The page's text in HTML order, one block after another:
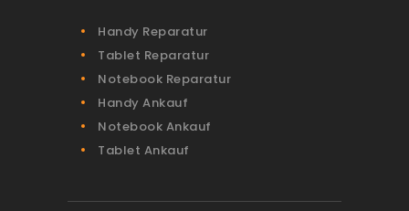
Handy Reparatur
Tablet Reparatur
Notebook Reparatur
Handy Ankauf
Notebook Ankauf
Tablet Ankauf